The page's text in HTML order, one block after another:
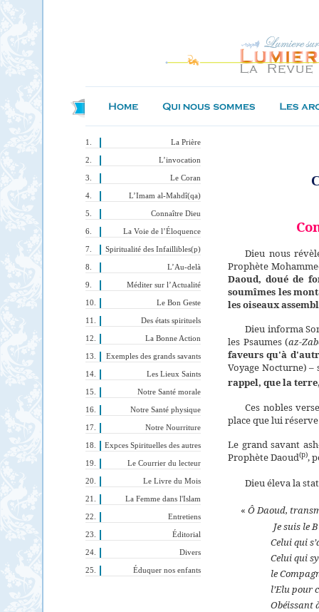
La Prière
L’invocation
Le Coran
L’Imam al-Mahdî(qa)
Connaître Dieu
La Voie de l’Éloquence
Spiritualité des Infaillibles(p)
L’Au-delà
Méditer sur l’Actualité
Le Bon Geste
Des états spirituels
La Bonne Action
Exemples des grands savants
Les Lieux Saints
Notre Santé morale
Notre Santé physique
Notre Nourriture
Expces Spirituelles des autres
Le Courrier du lecteur
Le Livre du Mois
La Femme dans l'Islam
Entretiens
Éditorial
Divers
Éduquer nos enfants
Dieu nous
Prophète
Daoud, doué de
soumîmes les
les oiseaux
Dieu informa
les Psaumes (az-
faveurs qu'à
Voyage Nocturne)–
rappel, que la
Ces nobles
place que lui réserve
Le grand savant
Prophète Daoud(p),
Dieu éleva la
« Ô Daoud,
Je suis le
Celui qui
Celui qui
le
l’Elu pour
Obéissant